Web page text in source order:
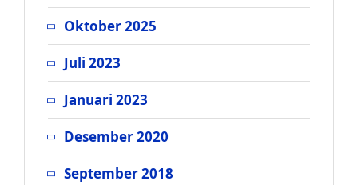
Oktober 2025
Juli 2023
Januari 2023
Desember 2020
September 2018